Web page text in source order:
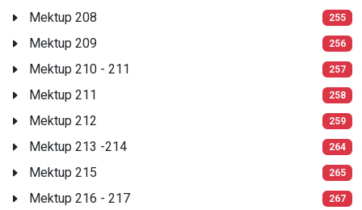
Mektup 208 255
Mektup 209 256
Mektup 210 - 211 257
Mektup 211 258
Mektup 212 259
Mektup 213 -214 264
Mektup 215 265
Mektup 216 - 217 267